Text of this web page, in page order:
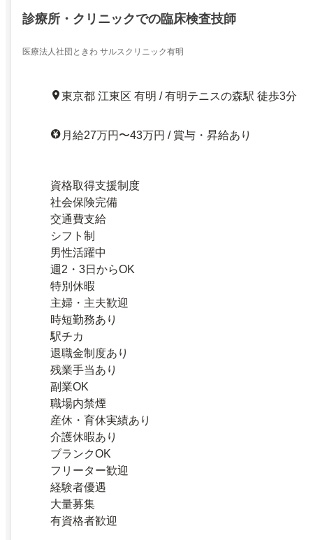
診療所・クリニックでの臨床検査技師
医療法人社団ときわ サルスクリニック有明
東京都 江東区 有明 / 有明テニスの森駅 徒歩3分
月給27万円〜43万円 / 賞与・昇給あり
資格取得支援制度
社会保険完備
交通費支給
シフト制
男性活躍中
週2・3日からOK
特別休暇
主婦・主夫歓迎
時短勤務あり
駅チカ
退職金制度あり
残業手当あり
副業OK
職場内禁煙
産休・育休実績あり
介護休暇あり
ブランクOK
フリーター歓迎
経験者優遇
大量募集
有資格者歓迎